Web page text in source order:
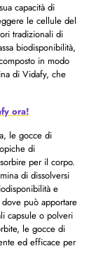
capacità di
le cellule del
tradizionali di
biodisponibilità,
in modo
di Vidafy, che
ora!
le gocce di
di
per il corpo.
di dissolversi
e
può apportare
capsule o polveri
le gocce di
ed efficace per